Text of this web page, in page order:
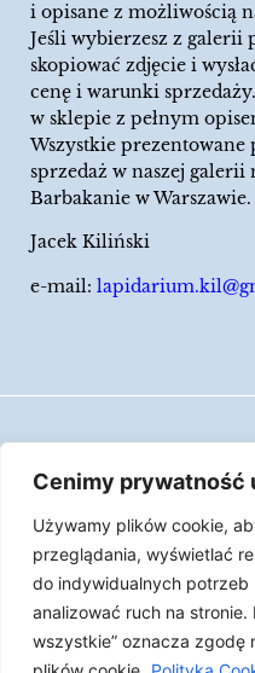
Cenimy prywatność
Używamy plików cookie,
przeglądania, wyświetlać
do indywidualnych potrzeb
analizować ruch na
wszystkie” oznacza zgodę
i opisane z możliwością
Jeśli wybierzesz z
skopiować zdjęcie i
cenę i warunki
w sklepie z pełnym
Wszystkie
sprzedaż w naszej
Barbakanie w Warszawie.
Jacek Kiliński
e-mail:
LAPIDARIUM Jacka
epizodem w
Made